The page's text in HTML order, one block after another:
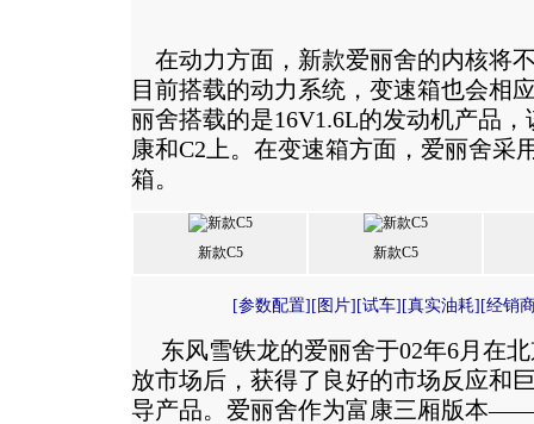
在动力方面，新款爱丽舍的内核将
目前搭载的动力系统，变速箱也会相
丽舍搭载的是16V1.6L的发动机产品
康和C2上。在变速箱方面，爱丽舍采
箱。
新款C5 新款C5
[参数配置][ 图片][试车][真实油耗][经销
东风雪铁龙的爱丽舍于02年6月在
放市场后，获得了良好的市场反应和
导产品。爱丽舍作为富康三厢版本